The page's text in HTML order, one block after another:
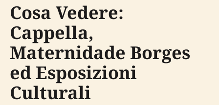
Cosa Vedere:
Cappella,
Maternidade Borges
ed Esposizioni
Culturali